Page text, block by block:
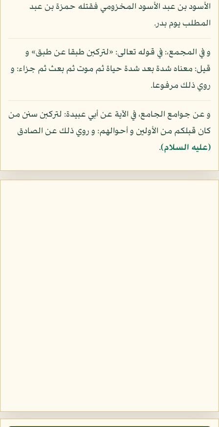
الأسود بن عبد الأسود المخزومي فقتله حمزة بن عبد
المطلب يوم بدر.
و في المجمع،: في قوله تعالى: «لتركبن طبقا عن طبق» و
قيل: معناه شدة بعد شدة حياة ثم موت ثم بعث ثم جزاء: و
روي ذلك مرفوعا.
و عن جوامع الجامع، في الآية عن أبي عبيدة: لتركبن سنن من
كان قبلكم من الأولين و أحوالهم: و روي ذلك عن الصادق
(عليه السلام).